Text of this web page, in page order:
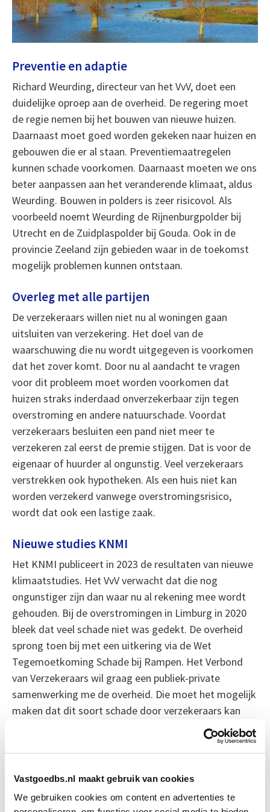
Vastgoedbs.nl maakt gebruik van cookies
We gebruiken cookies om content en advertenties te
Preventie en adaptie
Richard Weurding, directeur van het VvV, doet een
duidelijke oproep aan de overheid. De regering moet
de regie nemen bij het bouwen van nieuwe huizen.
Daarnaast moet goed worden gekeken naar huizen en
gebouwen die er al staan. Preventiemaatregelen
kunnen schade voorkomen. Daarnaast moeten we ons
beter aanpassen aan het veranderende klimaat, aldus
Weurding. Bouwen in polders is zeer risicovol. Als
voorbeeld noemt Weurding de Rijnenburgpolder bij
Utrecht en de Zuidplaspolder bij Gouda. Ook in de
provincie Zeeland zijn gebieden waar in de toekomst
mogelijk problemen kunnen ontstaan.
Overleg met alle partijen
De verzekeraars willen niet nu al woningen gaan
uitsluiten van verzekering. Het doel van de
waarschuwing die nu wordt uitgegeven is voorkomen
dat het zover komt. Door nu al aandacht te vragen
voor dit probleem moet worden voorkomen dat
huizen straks inderdaad onverzekerbaar zijn tegen
overstroming en andere natuurschade. Voordat
verzekeraars besluiten een pand niet meer te
verzekeren zal eerst de premie stijgen. Dat is voor de
eigenaar of huurder al ongunstig. Veel verzekeraars
verstrekken ook hypotheken. Als een huis niet kan
worden verzekerd vanwege overstromingsrisico,
wordt dat ook een lastige zaak.
Nieuwe studies KNMI
Het KNMI publiceert in 2023 de resultaten van nieuwe
klimaatstudies. Het VvV verwacht dat die nog
ongunstiger zijn dan waar nu al rekening mee wordt
gehouden. Bij de overstromingen in Limburg in 2020
bleek dat veel schade niet was gedekt. De overheid
sprong toen bij met een uitkering via de Wet
Tegemoetkoming Schade bij Rampen. Het Verbond
van Verzekeraars wil graag een publiek-private
samenwerking me de overheid. Die moet het mogelijk
maken dat dit soort schade door verzekeraars kan
worden gedekt. Een verzekerde kan dan de schade
claimen bij de verzekering. Er hoeft geen derde partij
restschade op te verhalen.
Bron: NRC